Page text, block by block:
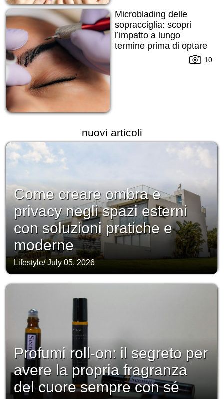
Microblading delle
sopracciglia: scopri
l’impatto a lungo
termine prima di optare
10
nuovi articoli
Come creare ombra e
privacy negli spazi esterni
con soluzioni pratiche e
moderne
Lifestyle/July 05, 2026
Profumi roll-on: il segreto per
avere la propria fragranza
del cuore sempre con sé